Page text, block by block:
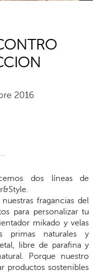
2016
dos líneas de
fragancias del
para personalizar tu
mikado y velas
primas naturales y
libre de parafina y
Porque nuestro
productos sostenibles